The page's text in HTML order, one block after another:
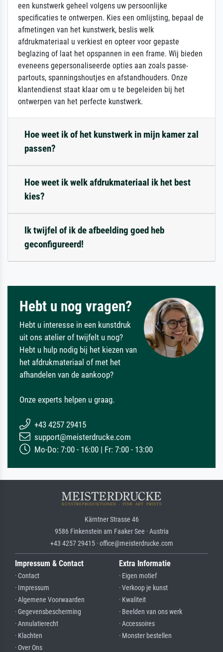
een kunstwerk geheel volgens uw persoonlijke
specificaties te ontwerpen. Kies een omlijsting, bepaal de
afmetingen van het kunstwerk, beslis welk
afdrukmateriaal u verkiest en opteer voor gepaste
beglazing of laat het opspannen in een frame. Wij bieden
eveneens gepersonaliseerde opties aan zoals passe-
partouts, spanningshoutjes en afstandhouders. Onze
klantendienst staat klaar om u te begeleiden bij het
ontwerpen van het perfecte kunstwerk.
Hoe weet ik of het kunstwerk in mijn kamer zal
passen?
Hoe weet ik welk afdrukmateriaal ik het best
kies?
Ik twijfel of ik de afbeelding goed heb
geconfigureerd!
Hebt u nog vragen?
Hebt u interesse in een kunstdruk
uit ons atelier of twijfelt u nog?
Hebt u hulp nodig bij het kiezen van
het afdrukmateriaal of met het
afhandelen van de aankoop?
Onze experts helpen u graag.
+43 4257 29415
support@meisterdrucke.com
Mo-Do: 7:00 - 16:00 | Fr: 7:00 - 13:00
Kärntner Strasse 46
9586 Finkenstein am Faaker See · Austria
+43 4257 29415 · office@meisterdrucke.com
Impressum & Contact
· Contact
· Impressum
· Algemene Voorwaarden
· Gegevensbescherming
· Annulatierecht
· Klachten
· Over Ons
Extra Informatie
· Eigen motief
· Verkoop je kunst
· Kwaliteit
· Beelden van ons werk
· Accessoires
· Monster bestellen